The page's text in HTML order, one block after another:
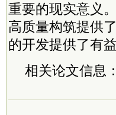
重要的现实意义
高质量构筑提供
的开发提供了有
相关论文信息：